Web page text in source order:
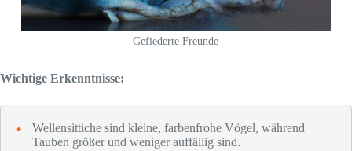
Gefiederte Freunde
Wichtige Erkenntnisse:
Wellensittiche sind kleine, farbenfrohe Vögel, während
Tauben größer und weniger auffällig sind.